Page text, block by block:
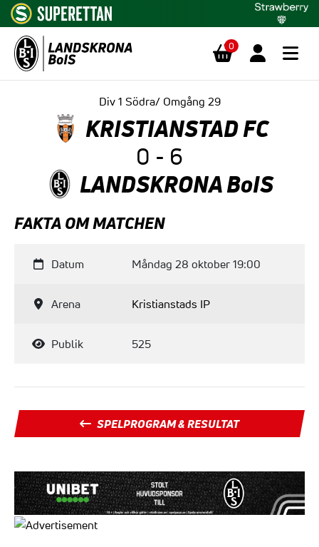
0
Div 1 Södra/ Omgång 29
KRISTIANSTAD FC
0 - 6
LANDSKRONA BoIS
FAKTA OM MATCHEN
Datum Måndag 28 oktober 19:00
Arena Kristianstads IP
Publik 525
SPELPROGRAM & RESULTAT